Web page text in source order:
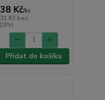
38 Kč/ks
31 Kč bez
DPH
Přidat do košíku